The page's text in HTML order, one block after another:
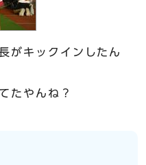
がキックインしたん
たやんね？